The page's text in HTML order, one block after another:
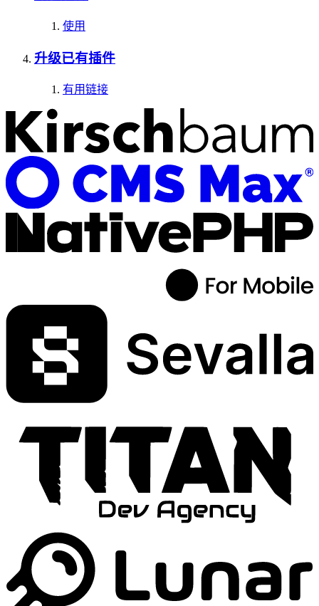
使用
升级已有插件
有用链接